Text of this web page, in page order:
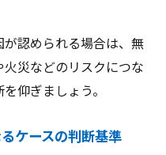
認められる場合は、無
災などのリスクにつな
仰ぎましょう。
ケースの判断基準